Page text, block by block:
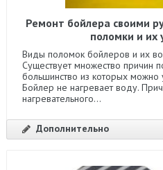
Ремонт бойлера своими
поломки и их
Виды поломок бойлеров и их
Существует множество причин
большинство из которых можно
Бойлер не нагревает воду.
нагревательного...
Дополнительно